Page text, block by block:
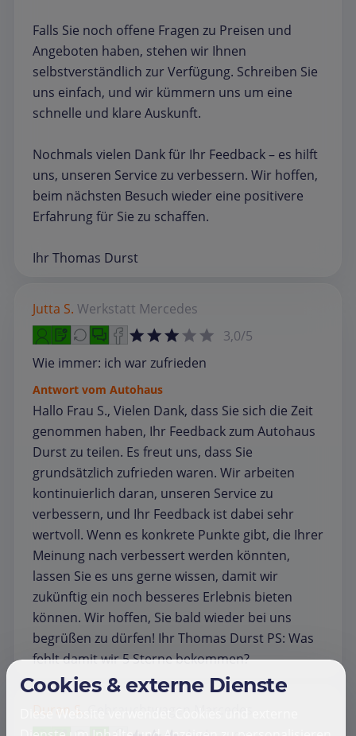
Falls Sie noch offene Fragen zu Preisen und
Angeboten haben, stehen wir Ihnen
selbstverständlich zur Verfügung. Schreiben Sie
uns einfach, und wir kümmern uns um eine
schnelle und klare Auskunft.
Nochmals vielen Dank für Ihr Feedback – es hilft
uns, unseren Service zu verbessern. Wir hoffen,
beim nächsten Besuch wieder eine positivere
Erfahrung für Sie zu schaffen.
Ihr Thomas Durst
Jutta S. Werkstatt Mercedes
3,0/5
Wie immer: ich war zufrieden
Antwort vom Autohaus
Hallo Frau S., Vielen Dank, dass Sie sich die Zeit
genommen haben, Ihr Feedback zum Autohaus
Durst zu teilen. Es freut uns, dass Sie
grundsätzlich zufrieden waren. Wir arbeiten
kontinuierlich daran, unseren Service zu
verbessern, und Ihr Feedback ist dabei sehr
wertvoll. Wenn es konkrete Punkte gibt, die Ihrer
Meinung nach verbessert werden könnten,
lassen Sie es uns gerne wissen, damit wir
zukünftig ein noch besseres Erlebnis bieten
können. Wir hoffen, Sie bald wieder bei uns
begrüßen zu dürfen! Ihr Thomas Durst PS: Was
fehlt damit wir 5 Sterne bekommen?
Duran S.
Cookies & externe Dienste
Diese Website verwendet Cookies und externe